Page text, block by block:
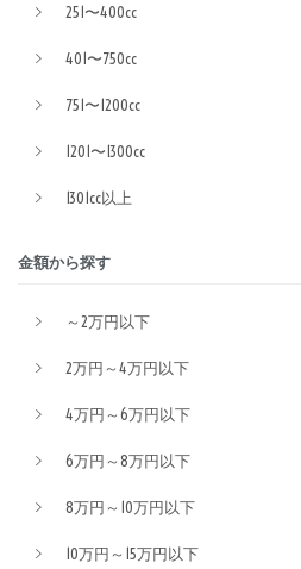
251〜400cc
401〜750cc
751〜1200cc
1201〜1300cc
1301cc以上
金額から探す
～2万円以下
2万円～4万円以下
4万円～6万円以下
6万円～8万円以下
8万円～10万円以下
10万円～15万円以下